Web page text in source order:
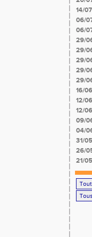
14/07
06/
06/
29/
29/
29/
29/
29/
16/06
12/06
12/06
09/
04/
31/05
26/
21/05